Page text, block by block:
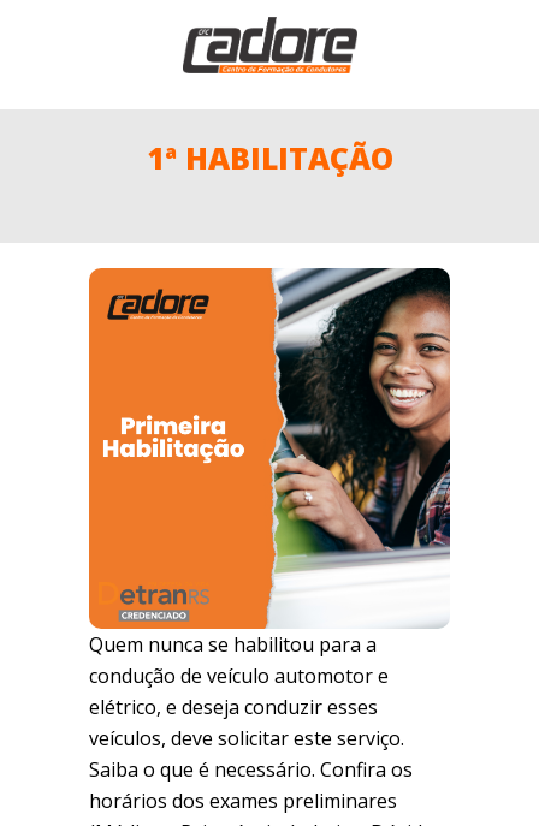
1ª HABILITAÇÃO
Quem nunca se habilitou para a
condução de veículo automotor e
elétrico, e deseja conduzir esses
veículos, deve solicitar este serviço.
Saiba o que é necessário. Confira os
horários dos exames preliminares